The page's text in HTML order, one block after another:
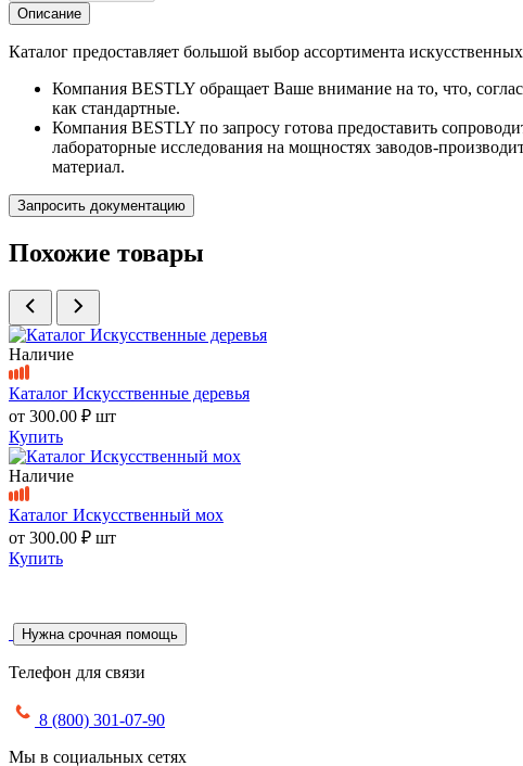
Описание
Каталог предоставляет большой выбор ассортимента
Компания BESTLY обращает Ваше внимание на то, что,
как стандартные.
Компания BESTLY по запросу готова предоставить
лабораторные исследования на мощностях заводов-
материал.
Запросить документацию
Похожие товары
Наличие
Каталог Искусственные деревья
от 300.00 ₽ шт
Купить
Наличие
Каталог Искусственный мох
от 300.00 ₽ шт
Купить
Нужна срочная помощь
Телефон для связи
8 (800) 301-07-90
Мы в социальных сетях